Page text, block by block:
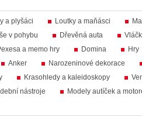
a plyšáci Loutky a maňásci
v pohybu Dřevěná auta
a memo hry Domina
Hry
Anker
Narozeninové dekorace
Krasohledy a kaleidoskopy
nástroje
Modely autíček a